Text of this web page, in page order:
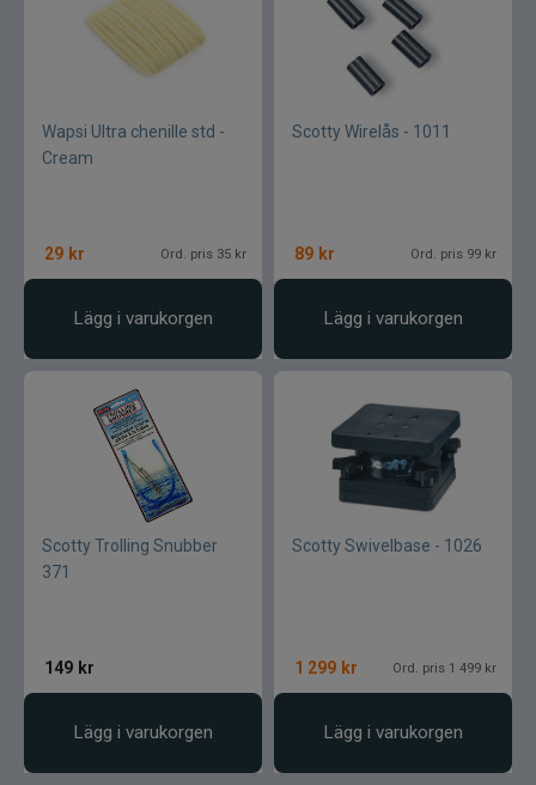
Armada
Billow Baits
Bite Of Bleak
Brewer Baits
Böjda spön
Berkley
Wapsi Ultra chenille std -
Cream
29 kr Ord. pris 35 kr
Lägg i varukorgen
Scotty Wirelås - 1011
89 kr Ord. pris 99 kr
Lägg i varukorgen
Scotty Trolling Snubber
371
149 kr
Lägg i varukorgen
Scotty Swivelbase - 1026
1 299 kr Ord. pris 1 499 kr
Lägg i varukorgen